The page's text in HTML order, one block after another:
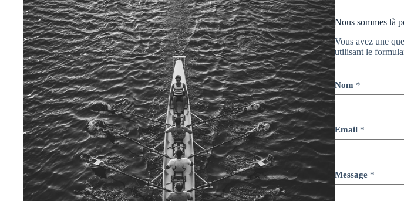
Nous sommes là
Vous avez une
utilisant le
Nom *
Email *
Message *